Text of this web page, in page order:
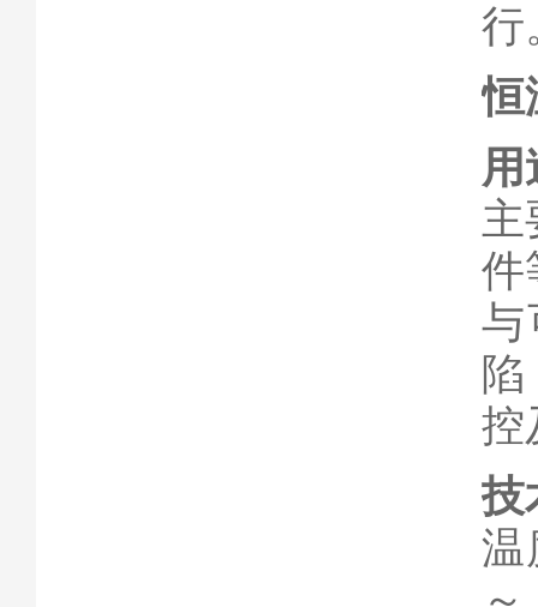
行
恒
用
主
件
与
控
技
温